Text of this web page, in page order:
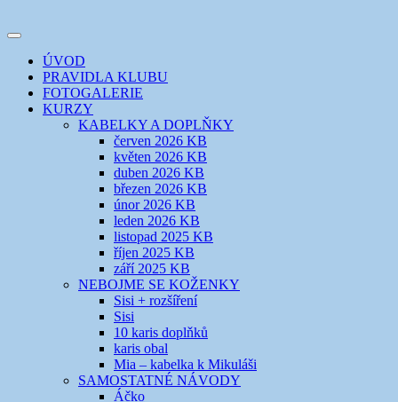
k
webuEVIKLUB
šicí klub
Toggle
navigation
ÚVOD
PRAVIDLA KLUBU
FOTOGALERIE
KURZY
KABELKY A DOPLŇKY
červen 2026 KB
květen 2026 KB
duben 2026 KB
březen 2026 KB
únor 2026 KB
leden 2026 KB
listopad 2025 KB
říjen 2025 KB
září 2025 KB
NEBOJME SE KOŽENKY
Sisi + rozšíření
Sisi
10 karis doplňků
karis obal
Mia – kabelka k Mikuláši
SAMOSTATNÉ NÁVODY
Áčko